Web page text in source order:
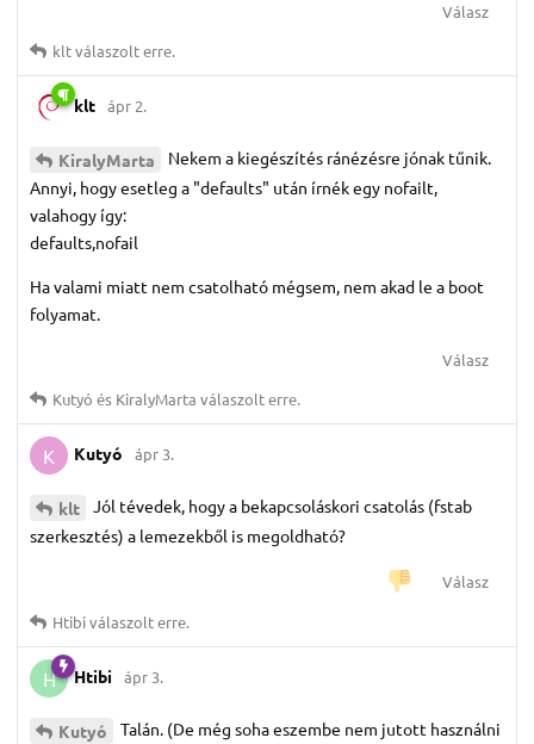
Válasz
kltválaszolt erre.
klt ápr 2.
KiralyMarta
Nekem a kiegészítés ránézésre jónak tűnik.
Annyi, hogy esetleg a "defaults" után írnék egy nofailt,
valahogy így:
defaults,nofail
Ha valami miatt nem csatolható mégsem, nem akad le a boot
folyamat.
Válasz
Kutyó és KiralyMarta válaszolt erre.
K Kutyó ápr 3.
klt
Jól tévedek, hogy a bekapcsoláskori csatolás (fstab
szerkesztés) a lemezekből is megoldható?
Válasz
Htibiválaszolt erre.
H Htibi ápr 3.
Kutyó
Talán. (De még soha eszembe nem jutott használni